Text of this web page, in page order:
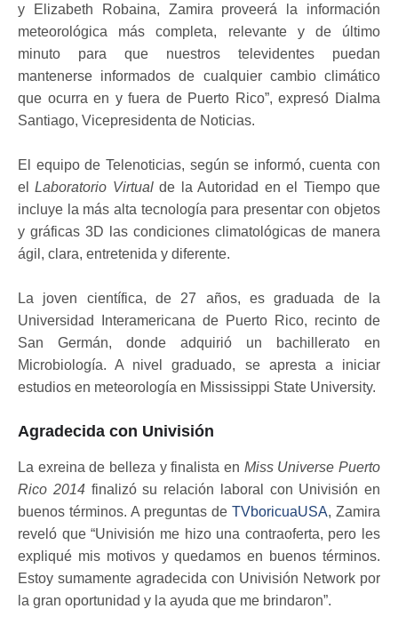
y Elizabeth Robaina, Zamira proveerá la información
meteorológica más completa, relevante y de último
minuto para que nuestros televidentes puedan
mantenerse informados de cualquier cambio climático
que ocurra en y fuera de Puerto Rico”, expresó Dialma
Santiago, Vicepresidenta de Noticias.
El equipo de Telenoticias, según se informó, cuenta con
elLaboratorio Virtualde la Autoridad en el Tiempo que
incluye la más alta tecnología para presentar con objetos
y gráficas 3D las condiciones climatológicas de manera
ágil, clara, entretenida y diferente.
La joven científica, de 27 años, es graduada de la
Universidad Interamericana de Puerto Rico, recinto de
San Germán, donde adquirió un bachillerato en
Microbiología. A nivel graduado, se apresta a iniciar
estudios en meteorología en Mississippi State University.
Agradecida con Univisión
La exreina de belleza y finalista en Miss Universe Puerto
Rico 2014finalizó su relación laboral con Univisión en
buenos términos. A preguntas de TVboricuaUSA, Zamira
reveló que “Univisión me hizo una contraoferta, pero les
expliqué mis motivos y quedamos en buenos términos.
Estoy sumamente agradecida con Univisión Network por
la gran oportunidad y la ayuda que me brindaron”.